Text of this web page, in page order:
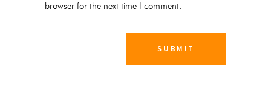
browser for the next time I comment.